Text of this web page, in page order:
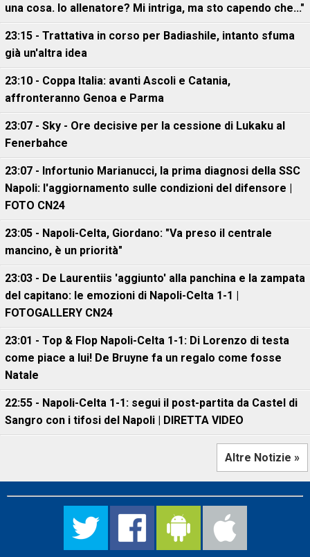
una cosa. Io allenatore? Mi intriga, ma sto capendo che..."
23:15 - Trattativa in corso per Badiashile, intanto sfuma
già un'altra idea
23:10 - Coppa Italia: avanti Ascoli e Catania,
affronteranno Genoa e Parma
23:07 - Sky - Ore decisive per la cessione di Lukaku al
Fenerbahce
23:07 - Infortunio Marianucci, la prima diagnosi della SSC
Napoli: l'aggiornamento sulle condizioni del difensore |
FOTO CN24
23:05 - Napoli-Celta, Giordano: "Va preso il centrale
mancino, è un priorità"
23:03 - De Laurentiis 'aggiunto' alla panchina e la zampata
del capitano: le emozioni di Napoli-Celta 1-1 |
FOTOGALLERY CN24
23:01 - Top & Flop Napoli-Celta 1-1: Di Lorenzo di testa
come piace a lui! De Bruyne fa un regalo come fosse
Natale
22:55 - Napoli-Celta 1-1: segui il post-partita da Castel di
Sangro con i tifosi del Napoli | DIRETTA VIDEO
Altre Notizie »